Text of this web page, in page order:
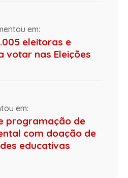
em:
eleitoras e
votar nas Eleições
em:
programação de
com doação de
educativas